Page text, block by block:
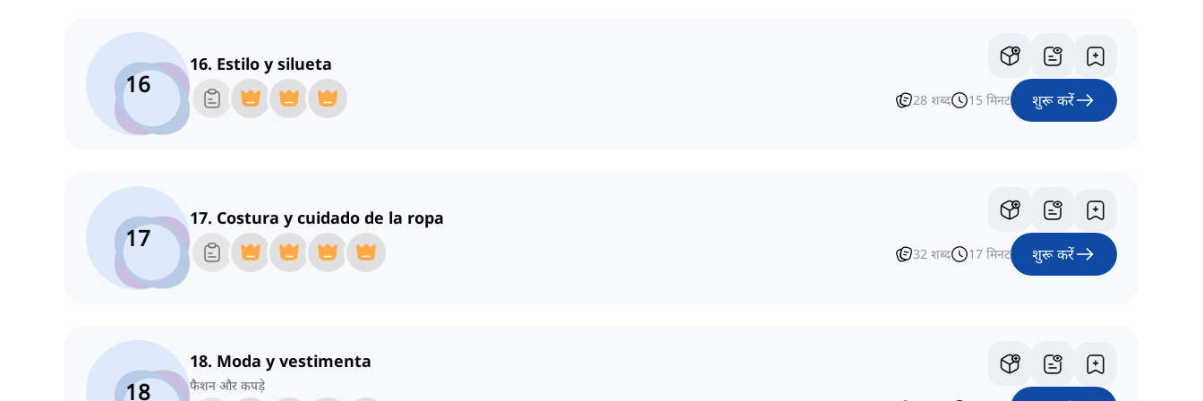
16
16. Estilo y silueta
28 शब्द 15 मिनट शुरू करें
17
17. Costura y cuidado de la ropa
32 शब्द 17 मिनट शुरू करें
18
18. Moda y vestimenta
फैशन और कपड़े